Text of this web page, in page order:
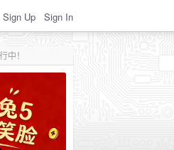
Sign Up Sign In
中！